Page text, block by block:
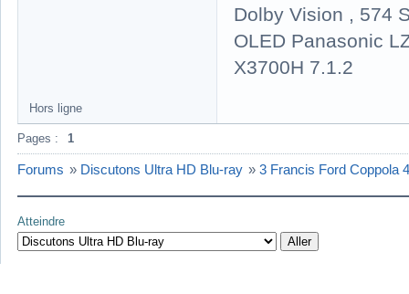
Dolby Vision , 574
OLED Panasonic
X3700H 7.1.2
Hors ligne
Pages : 1
Forums » Discutons Ultra HD Blu-ray » 3 Francis Ford Coppola
Atteindre